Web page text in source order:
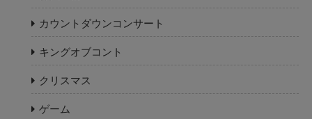
カウントダウンコンサート
キングオブコント
クリスマス
ゲーム